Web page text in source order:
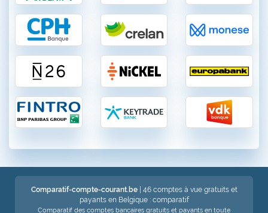
Comparatif-compte-courant.be| 46 comptes à vue gratuits et
payants en Belgique : comparatif
Comparatif des comptes bancaires gratuits et payants en toute